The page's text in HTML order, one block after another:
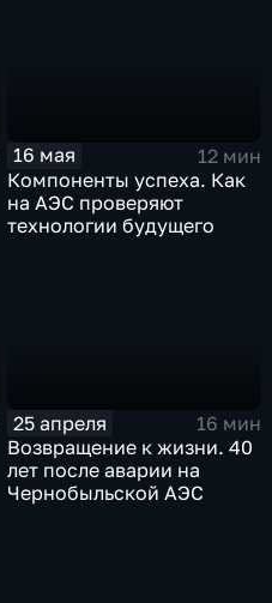
16 мая
12 мин
Компоненты успеха. Как
на АЭС проверяют
технологии будущего
25 апреля
16 мин
Возвращение к жизни. 40
лет после аварии на
Чернобыльской АЭС